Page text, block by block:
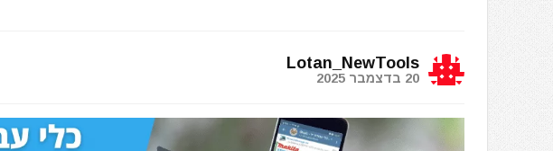
Lotan_NewTools
20 בדצמבר 2025